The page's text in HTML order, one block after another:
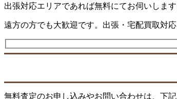
出張対応エリアであれば無料にてお伺いします
遠方の方でも大歓迎です。出張・宅配買取対応
無料査定のお申し込みやお問い合わせは、下